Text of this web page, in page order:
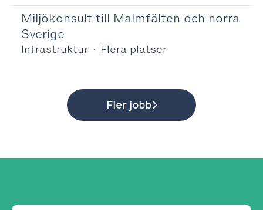
Miljökonsult till Malmfälten och norra
Sverige
Infrastruktur · Flera platser
Fler jobb